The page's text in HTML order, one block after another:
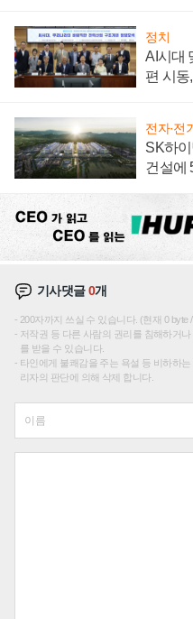
정치
AI시대
편 시동
전자·전
SK하이
건설에
기사댓글0개
200자까지 쓰실 수 있습니다. (현재 0 byte
저작권 등 다른 사람의 권리를 침해하거
를 받을 수 있습니다.
타인에게 불쾌감을 주는 욕설 등 비하하
리자의 판단에 의해 삭제 합니다.